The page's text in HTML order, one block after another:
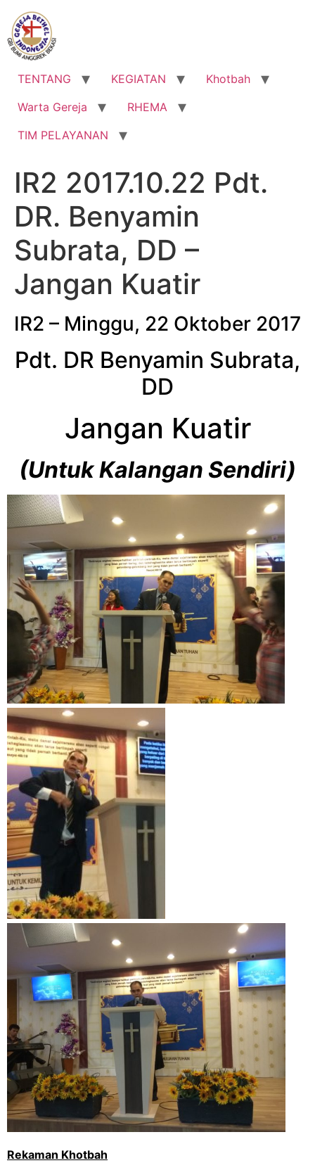
Lewati
konten
TENTANG KEGIATAN
Khotbah
Warta Gereja
RHEMA
TIM PELAYANAN
IR2 2017.10.22 Pdt.
DR. Benyamin
Subrata, DD –
Jangan Kuatir
IR2 – Minggu, 22 Oktober 2017
Pdt. DR Benyamin Subrata,
DD
Jangan Kuatir
(Untuk Kalangan Sendiri)
Rekaman Khotbah